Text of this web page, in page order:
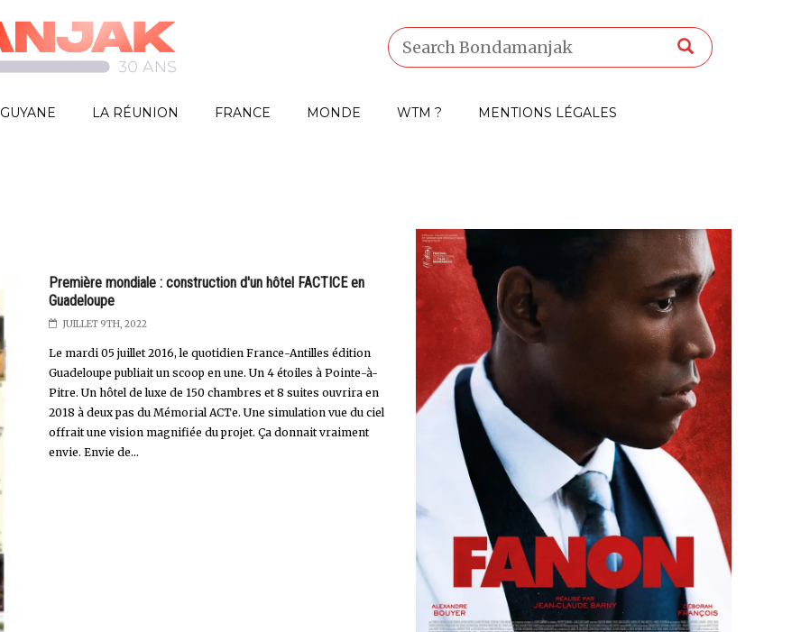
GUYANE LA RÉUNION FRANCE MONDE WTM ? MENTIONS LÉGALES
Première mondiale : construction d'un hôtel FACTICE en
Guadeloupe
JUILLET 9TH, 2022
Le mardi 05 juillet 2016, le quotidien France-Antilles édition
Guadeloupe publiait un scoop en une. Un 4 étoiles à Pointe-à-
Pitre. Un hôtel de luxe de 150 chambres et 8 suites ouvrira en
2018 à deux pas du Mémorial ACTe. Une simulation vue du ciel
offrait une vision magnifiée du projet. Ça donnait vraiment
envie. Envie de...